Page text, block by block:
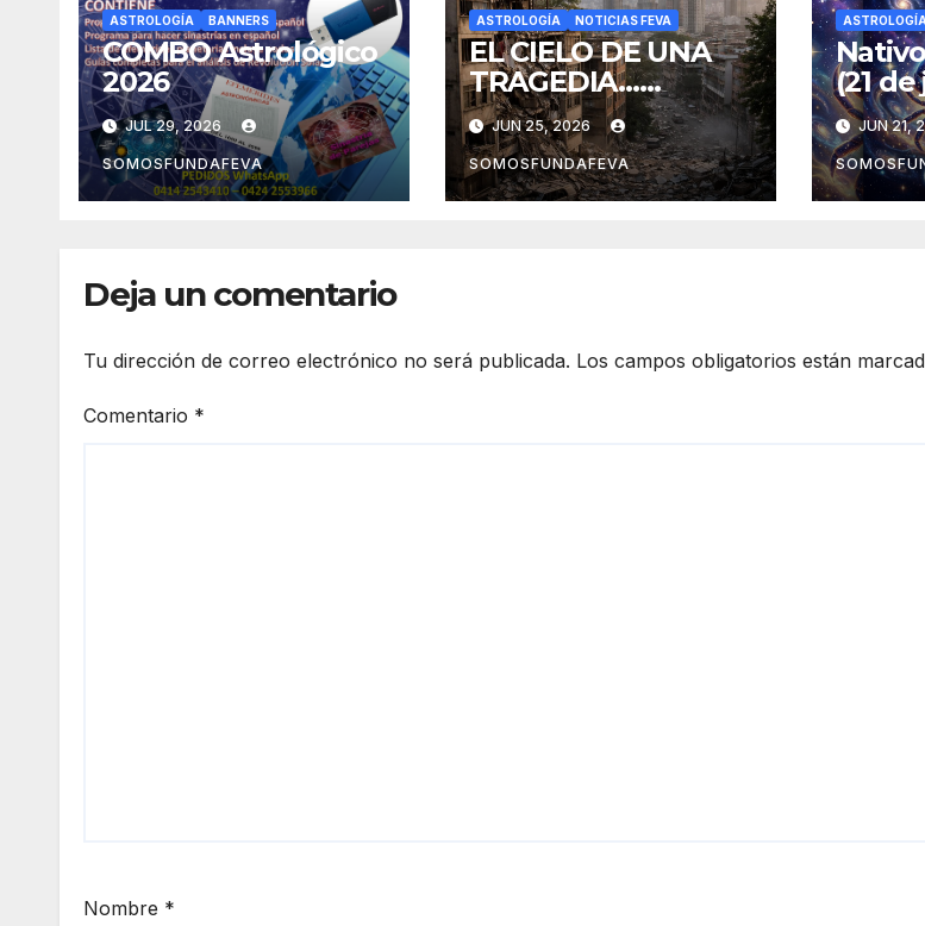
ASTROLOGÍA BANNERS
COMBO Astrológico
2026
JUL 29, 2026
SOMOSFUNDAFEVA
ASTROLOGÍA NOTICIAS FEVA
EL CIELO DE UNA
TRAGEDIA…
Terremotos en
Venezuela
JUN 25, 2026
SOMOSFUNDAFEVA
ASTROLOGÍA
(21
julio)
JUN 21,
Deja un comentario
Tu dirección de correo electrónico no será publicada. Los campos obligatorios están
Comentario *
Nombre *